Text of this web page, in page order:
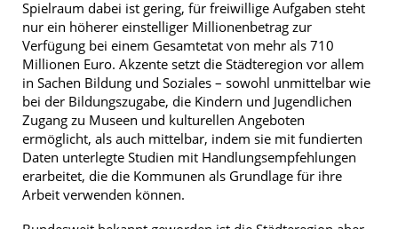
Spielraum dabei ist gering, für freiwillige Aufgaben steht
nur ein höherer einstelliger Millionenbetrag zur
Verfügung bei einem Gesamtetat von mehr als 710
Millionen Euro. Akzente setzt die Städteregion vor allem
in Sachen Bildung und Soziales – sowohl unmittelbar wie
bei der Bildungszugabe, die Kindern und Jugendlichen
Zugang zu Museen und kulturellen Angeboten
ermöglicht, als auch mittelbar, indem sie mit fundierten
Daten unterlegte Studien mit Handlungsempfehlungen
erarbeitet, die die Kommunen als Grundlage für ihre
Arbeit verwenden können.